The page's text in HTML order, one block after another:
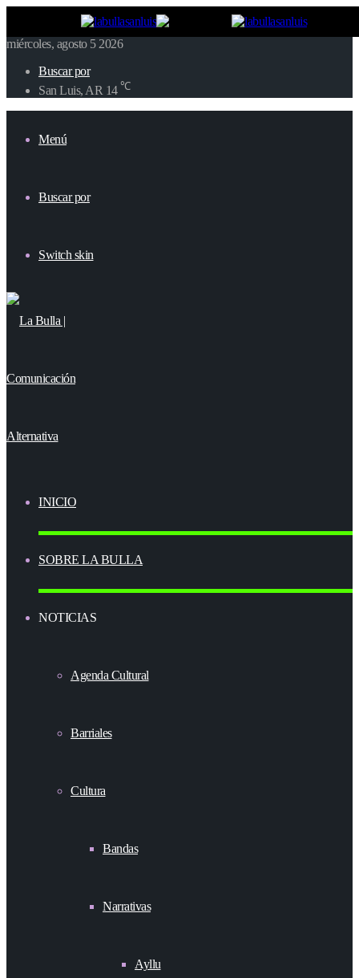
miércoles, agosto 5 2026
Buscar por
San Luis, AR 14 ℃
Menú
Buscar por
Switch skin
INICIO
SOBRE LA BULLA
NOTICIAS
Agenda Cultural
Barriales
Cultura
Bandas
Narrativas
Ayllu